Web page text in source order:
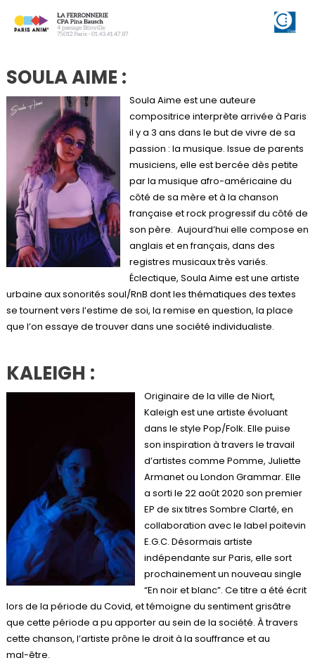
SOULA AIME :
Soula Aime est une auteure
compositrice interprète arrivée à Paris
il y a 3 ans dans le but de vivre de sa
passion : la musique. Issue de parents
musiciens, elle est bercée dès petite
par la musique afro-américaine du
côté de sa mère et à la chanson
française et rock progressif du côté de
son père. Aujourd’hui elle compose en
anglais et en français, dans des
registres musicaux très variés.
Éclectique, Soula Aime est une artiste
urbaine aux sonorités soul/RnB dont les thématiques des textes
se tournent vers l’estime de soi, la remise en question, la place
que l’on essaye de trouver dans une société individualiste.
KALEIGH :
Originaire de la ville de Niort,
Kaleigh est une artiste évoluant
dans le style Pop/Folk. Elle puise
son inspiration à travers le travail
d’artistes comme Pomme, Juliette
Armanet ou London Grammar. Elle
a sorti le 22 août 2020 son premier
EP de six titres Sombre Clarté, en
collaboration avec le label poitevin
E.G.C. Désormais artiste
indépendante sur Paris, elle sort
prochainement un nouveau single
“En noir et blanc”. Ce titre a été écrit
lors de la période du Covid, et témoigne du sentiment grisâtre
que cette période a pu apporter au sein de la société. À travers
cette chanson, l’artiste prône le droit à la souffrance et au
mal-être.